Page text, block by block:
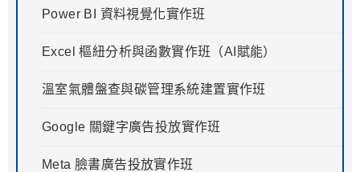
Power BI 資料視覺化實作班
Excel 樞紐分析與函數實作班（AI賦能）
溫室氣體盤查與碳管理系統建置實作班
Google 關鍵字廣告投放實作班
Meta 臉書廣告投放實作班